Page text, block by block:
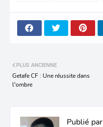
PLUS ANCIENNE
Getafe CF : Une réussite dans
l'ombre
Publié par